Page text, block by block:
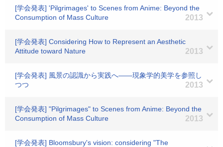
[学会発表] 'Pilgrimages' to Scenes from Anime: Beyond the
Consumption of Mass Culture
2013
[学会発表] Considering How to Represent an Aesthetic
Attitude toward Nature
2013
[学会発表] 風景の認識から実践へ――現象学的美学を参照し
つつ
2013
[学会発表] "Pilgrimages" to Scenes from Anime: Beyond the
Consumption of Mass Culture
2013
[学会発表] Bloomsbury's vision: considering "The